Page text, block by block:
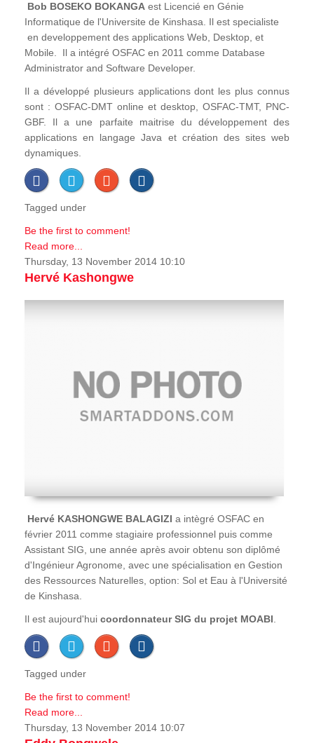
Bob BOSEKO BOKANGA est Licencié en Génie
Informatique de l'Universite de Kinshasa. Il est specialiste
en developpement des applications Web, Desktop, et
Mobile. Il a intégré OSFAC en 2011 comme Database
Administrator and Software Developer.
Il a développé plusieurs applications dont les plus connus
sont : OSFAC-DMT online et desktop, OSFAC-TMT, PNC-
GBF. Il a une parfaite maitrise du développement des
applications en langage Java et création des sites web
dynamiques.
Tagged under
Be the first to comment!
Read more...
Thursday, 13 November 2014 10:10
Hervé Kashongwe
Hervé KASHONGWE BALAGIZI a intègré OSFAC en
février 2011 comme stagiaire professionnel puis comme
Assistant SIG, une année après avoir obtenu son diplômé
d'Ingénieur Agronome, avec une spécialisation en Gestion
des Ressources Naturelles, option: Sol et Eau à l'Université
de Kinshasa.
Il est aujourd'hui coordonnateur SIG du projet MOABI
Tagged under
Be the first to comment!
Read more...
Thursday, 13 November 2014 10:07